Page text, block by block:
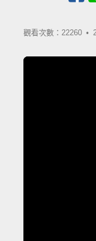
觀看次數：22260 •